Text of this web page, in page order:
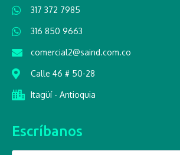
317 372 7985
316 850 9663
comercial2@saind.com.co
Calle 46 # 50-28
Itagüí - Antioquia
Escríbanos